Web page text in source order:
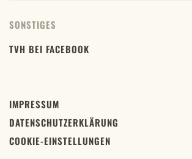
SONSTIGES
TVH BEI FACEBOOK
IMPRESSUM
DATENSCHUTZERKLÄRUNG
COOKIE-EINSTELLUNGEN